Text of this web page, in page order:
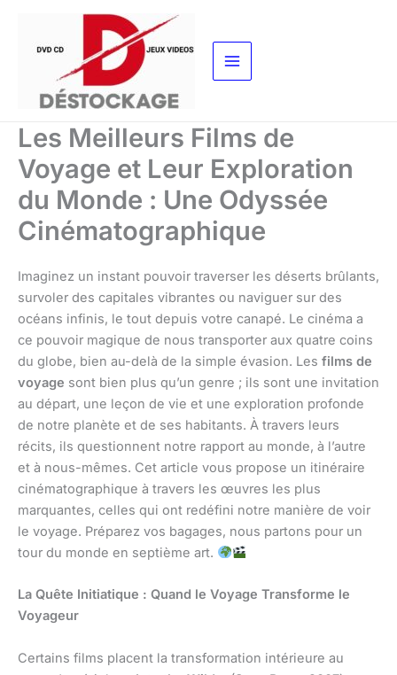
contenu
Les Meilleurs Films de
Voyage et Leur Exploration
du Monde : Une Odyssée
Cinématographique
Imaginez un instant pouvoir traverser les déserts brûlants,
survoler des capitales vibrantes ou naviguer sur des
océans infinis, le tout depuis votre canapé. Le cinéma a
ce pouvoir magique de nous transporter aux quatre coins
du globe, bien au-delà de la simple évasion. Les films de
voyage sont bien plus qu’un genre ; ils sont une invitation
au départ, une leçon de vie et une exploration profonde
de notre planète et de ses habitants. À travers leurs
récits, ils questionnent notre rapport au monde, à l’autre
et à nous-mêmes. Cet article vous propose un itinéraire
cinématographique à travers les œuvres les plus
marquantes, celles qui ont redéfini notre manière de voir
le voyage. Préparez vos bagages, nous partons pour un
tour du monde en septième art.
La Quête Initiatique : Quand le Voyage Transforme le
Voyageur
Certains films placent la transformation intérieure au